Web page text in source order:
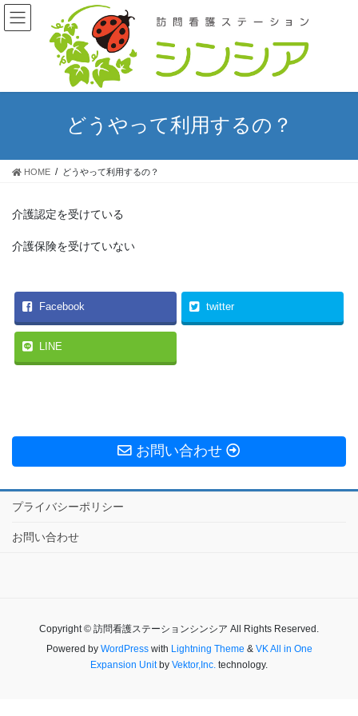
コ
ン
へ
プ
ナ
ビ
ョ
動
どうやって利用するの？
HOME どうやって利用するの？
介護認定を受けている
介護保険を受けていない
Facebook twitter
LINE
お問い合わせ
プライバシーポリシー
お問い合わせ
Copyright © 訪問看護ステーションシンシア All Rights Reserved.
Powered by WordPresswith Lightning Theme & VK All in One
Expansion Unitby Vektor,Inc. technology.